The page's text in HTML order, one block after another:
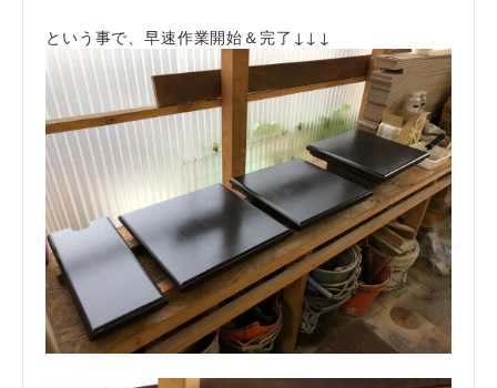
という事で、早速作業開始＆完了↓↓↓